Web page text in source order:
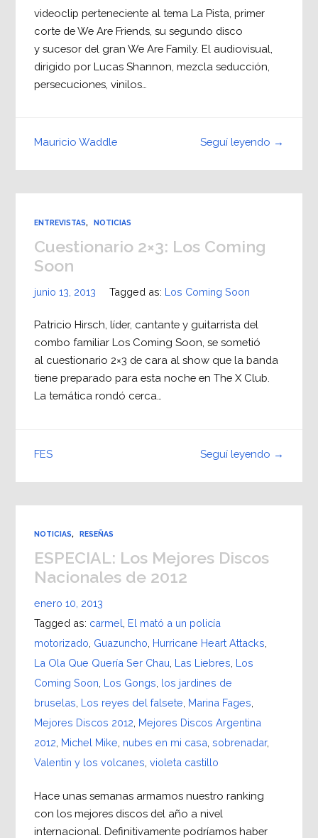
videoclip perteneciente al tema La Pista, primer
corte de We Are Friends, su segundo disco
y sucesor del gran We Are Family. El audiovisual,
dirigido por Lucas Shannon, mezcla seducción,
persecuciones, vinilos…
Seguí leyendo →
Mauricio Waddle
ENTREVISTAS, NOTICIAS
Cuestionario 2×3: Los Coming
Soon
junio 13, 2013 Tagged as: Los Coming Soon
Patricio Hirsch, líder, cantante y guitarrista del
combo familiar Los Coming Soon, se sometió
al cuestionario 2×3 de cara al show que la banda
tiene preparado para esta noche en The X Club.
La temática rondó cerca…
Seguí leyendo →
FES
NOTICIAS, RESEÑAS
ESPECIAL: Los Mejores Discos
Nacionales de 2012
enero 10, 2013
Tagged as: carmel El mató a un policía
motorizado Guazuncho Hurricane Heart Attacks
La Ola Que Quería Ser Chau Las Liebres Los
Coming Soon Los Gongs los jardines de
bruselas Los reyes del falsete Marina Fages
Mejores Discos 2012 Mejores Discos Argentina
2012 Michel Mike nubes en mi casa sobrenadar,
Valentin y los volcanes violeta castillo
Hace unas semanas armamos nuestro ranking
con los mejores discos del año a nivel
internacional. Definitivamente podríamos haber